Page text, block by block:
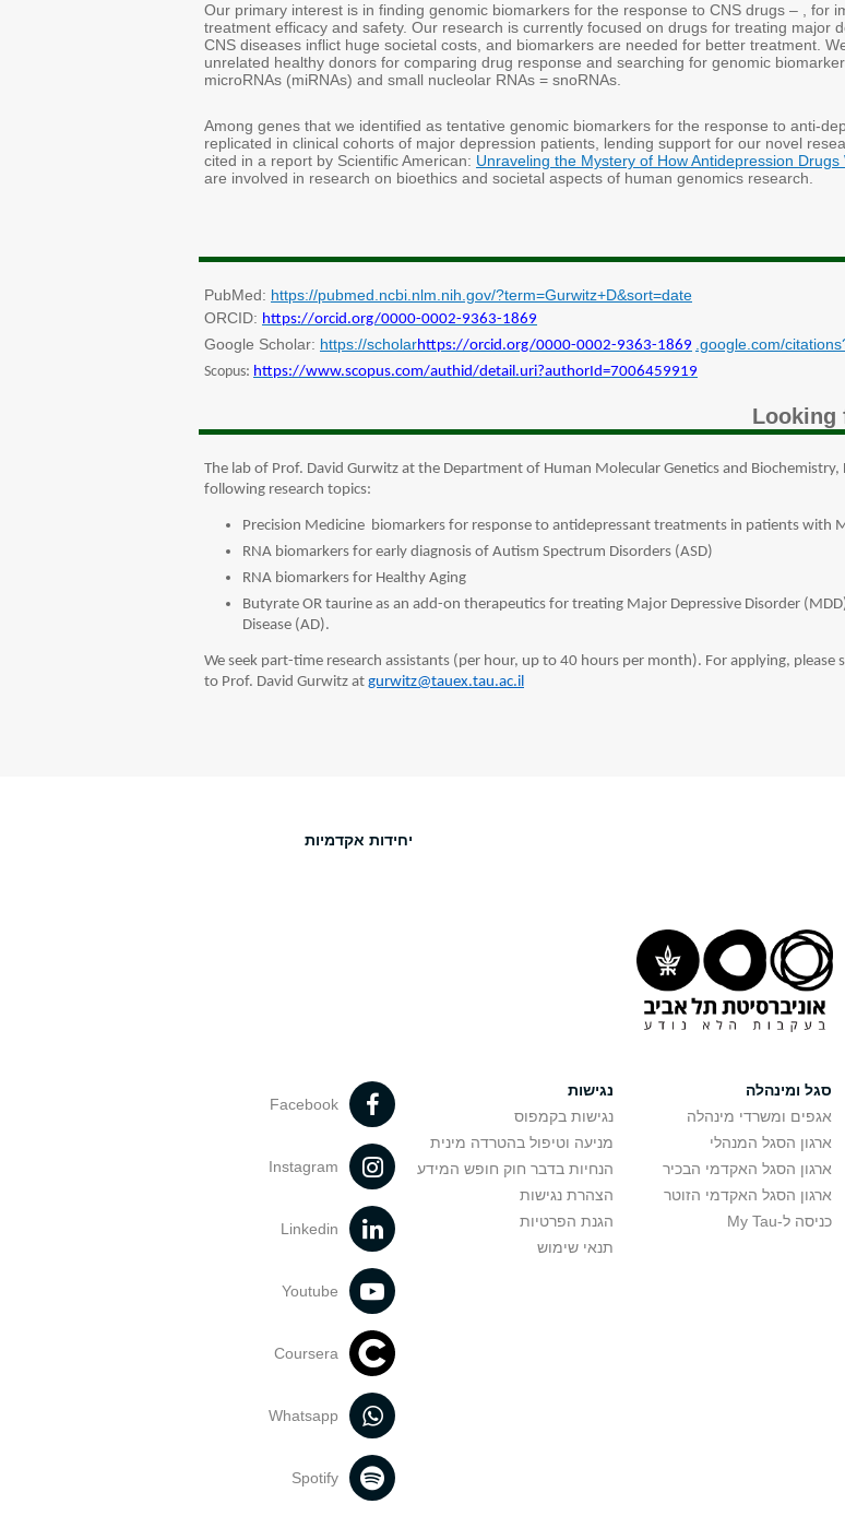
Our primary interest is in finding genomic biomarkers for the response to CNS drugs – , for
treatment efficacy and safety. Our research is currently focused on drugs for treating major
CNS diseases inflict huge societal costs, and biomarkers are needed for better treatment.
unrelated healthy donors for comparing drug response and searching for genomic
microRNAs (miRNAs) and small nucleolar RNAs = snoRNAs.
Among genes that we identified as tentative genomic biomarkers for the response to anti-
replicated in clinical cohorts of major depression patients, lending support for our novel
cited in a report by Scientific American: Unraveling the Mystery of How Antidepression Drugs
are involved in research on bioethics and societal aspects of human genomics research.
PubMed: https://pubmed.ncbi.nlm.nih.gov/?term=Gurwitz+D&sort=date
ORCID: https://orcid.org/0000-0002-9363-1869
Google Scholar: https://scholarhttps://orcid.org/0000-0002-9363-1869 .google.com/
Scopus: https://www.scopus.com/authid/detail.uri?authorId=7006459919
Looking
The lab of Prof. David Gurwitz at the Department of Human Molecular Genetics and
following research topics:
Precision Medicine biomarkers for response to antidepressant treatments in patients with
RNA biomarkers for early diagnosis of Autism Spectrum Disorders (ASD)
RNA biomarkers for Healthy Aging
Butyrate OR taurine as an add-on therapeutics for treating Major Depressive Disorder
Disease (AD).
We seek part-time research assistants (per hour, up to 40 hours per month). For applying,
to Prof. David Gurwitz at gurwitz@tauex.tau.ac.il
יחידות אקדמיות
סגל ומינהלה
אגפים ומשרדי מינהלה
ארגון הסגל המנהלי
ארגון הסגל האקדמי הבכיר
ארגון הסגל האקדמי הזוטר
כניסה ל-My Tau
נגישות
נגישות בקמפוס
מניעה וטיפול בהטרדה מינית
הנחיות בדבר חוק חופש המידע
הצהרת נגישות
הגנת הפרטיות
תנאי שימוש
Facebook
Instagram
Linkedin
Youtube
Coursera
Whatsapp
Spotify